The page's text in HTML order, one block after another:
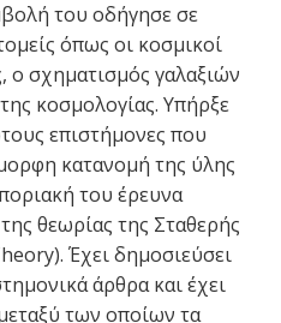
του οδήγησε σε
όπως οι κοσμικοί
ο σχηματισμός γαλαξιών
κοσμολογίας. Υπήρξε
επιστήμονες που
κατανομή της ύλης
του έρευνα
θεωρίας της Σταθερής
Έχει δημοσιεύσει
άρθρα και έχει
των οποίων τα